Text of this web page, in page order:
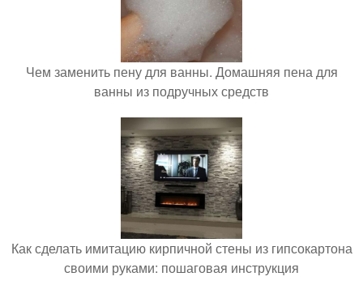
Чем заменить пену для ванны. Домашняя пена для
ванны из подручных средств
Как сделать имитацию кирпичной стены из гипсокартона
своими руками: пошаговая инструкция